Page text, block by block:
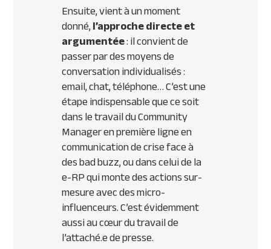
Ensuite, vient à un moment
donné,l’approche directe et
argumentée: il convient de
passer par des moyens de
conversation individualisés :
email,chat, téléphone… C’est une
étape indispensable que ce soit
dans le travail du Community
Manager en première ligne en
communication de crise face à
des bad buzz, ou dans celui de la
e-RP qui monte des actions sur-
mesure avec des micro-
influenceurs. C’est évidemment
aussi au cœur du travail de
l’attaché.e de presse.